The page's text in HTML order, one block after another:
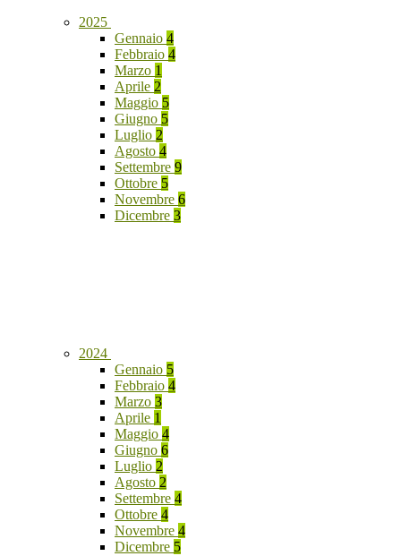
2025
Gennaio 4
Febbraio 4
Marzo 1
Aprile 2
Maggio 5
Giugno 5
Luglio 2
Agosto 4
Settembre 9
Ottobre 5
Novembre 6
Dicembre 3
2024
Gennaio 5
Febbraio 4
Marzo 3
Aprile 1
Maggio 4
Giugno 6
Luglio 2
Agosto 2
Settembre 4
Ottobre 4
Novembre 4
Dicembre 5